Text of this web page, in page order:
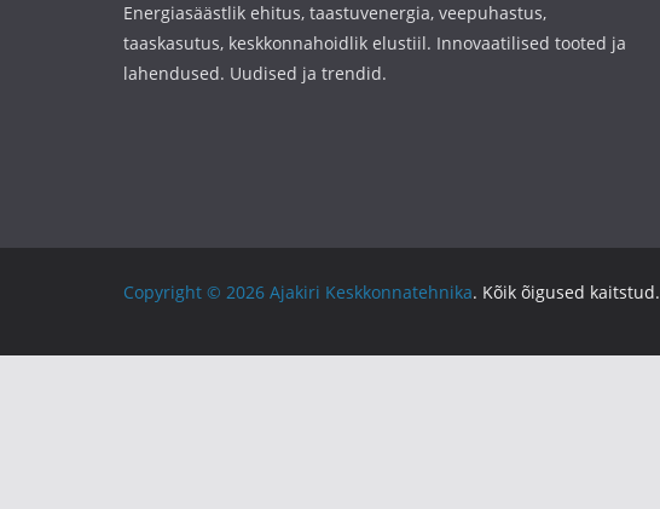
Energiasäästlik ehitus, taastuvenergia, veepuhastus,
taaskasutus, keskkonnahoidlik elustiil. Innovaatilised tooted ja
lahendused. Uudised ja trendid.
Copyright © 2026 Ajakiri Keskkonnatehnika. Kõik õigused kaitstud.